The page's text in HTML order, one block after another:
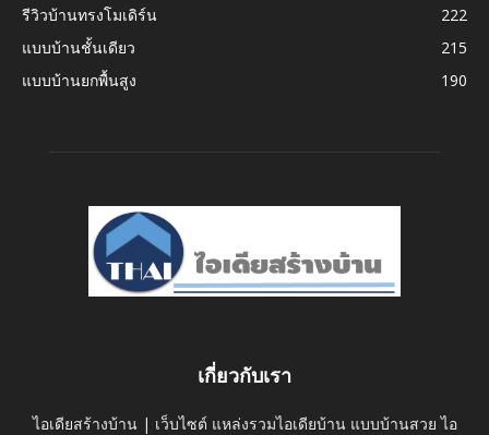
รีวิวบ้านทรงโมเดิร์น
222
แบบบ้านชั้นเดียว
215
แบบบ้านยกพื้นสูง
190
เกี่ยวกับเรา
ไอเดียสร้างบ้าน | เว็บไซต์ แหล่งรวมไอเดียบ้าน แบบบ้านสวย ไอ